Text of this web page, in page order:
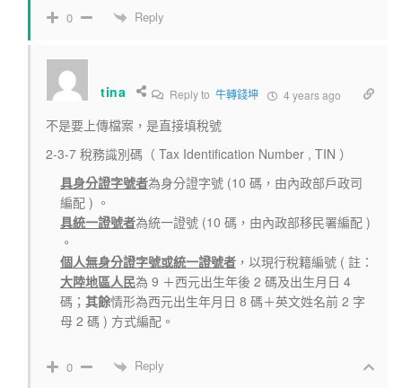
0 Reply
tina Reply to 牛轉錢坤 4 years ago
不是要上傳檔案，是直接填稅號
2-3-7 稅務識別碼（ Tax Identification Number , TIN ）
具身分證字號者為身分證字號 (10 碼，由內政部戶政司
編配 ) 。
具統一證號者為統一證號 (10 碼，由內政部移民署編配 )
。
個人無身分證字號或統一證號者 ，以現行稅籍編號 ( 註：
大陸地區人民為 9 ＋西元出生年後 2 碼及出生月日 4
碼； 其餘情形為西元出生年月日 8 碼＋英文姓名前 2 字
母 2 碼 ) 方式編配。
0 Reply